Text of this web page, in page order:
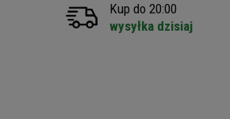
Kup do 20:00
wysyłka dzisiaj